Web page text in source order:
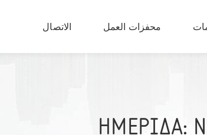
محفزات العمل الاتصال
(GR)